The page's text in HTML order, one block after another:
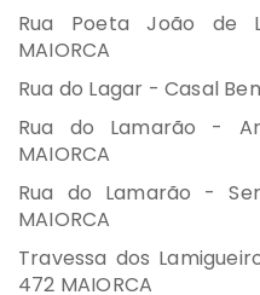
Rua Poeta João de
MAIORCA
Rua do Lagar - Casal
Rua do Lamarão -
MAIORCA
Rua do Lamarão -
MAIORCA
Travessa dos
472 MAIORCA